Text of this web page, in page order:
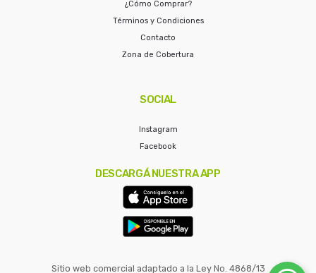
¿Cómo Comprar?
Términos y Condiciones
Contacto
Zona de Cobertura
SOCIAL
Instagram
Facebook
DESCARGÁ NUESTRA APP
Sitio web comercial adaptado a la Ley No. 4868/13